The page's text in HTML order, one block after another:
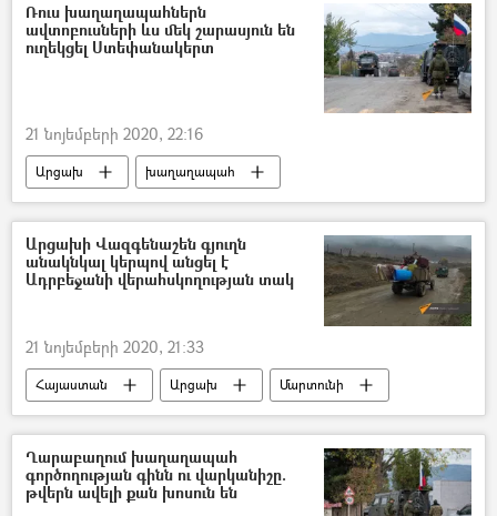
Ռուս խաղաղապահներն
ավտոբուսների ևս մեկ շարասյուն են
ուղեկցել Ստեփանակերտ
21 նոյեմբերի 2020, 22:16
Արցախ
խաղաղապահ
Իրադրությունը Հայաստանում և Արցախում հայտարարության ստորագրումից հետո
Արցախի Վազգենաշեն գյուղն
անակնկալ կերպով անցել է
Ադրբեջանի վերահսկողության տակ
21 նոյեմբերի 2020, 21:33
Հայաստան Արցախ
Մարտունի
Ադրբեջան
Եռակողմ հայտարարություն
Իրադրությունը Հայաստանում և Արցախում հայտարարության ստորագրումից հետո
Ղարաբաղում խաղաղապահ
գործողության գինն ու վարկանիշը.
թվերն ավելի քան խոսուն են